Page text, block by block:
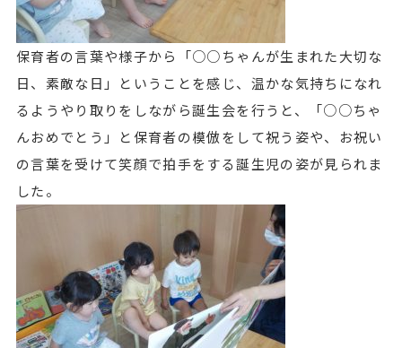
保育者の言葉や様子から「○○ちゃんが生まれた大切な
日、素敵な日」ということを感じ、温かな気持ちになれ
るようやり取りをしながら誕生会を行うと、「○○ちゃ
んおめでとう」と保育者の模倣をして祝う姿や、お祝い
の言葉を受けて笑顔で拍手をする誕生児の姿が見られま
した。